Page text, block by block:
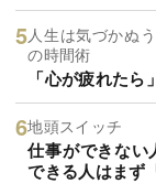
人生は気づかぬ
の時間術
「心が疲れた
地頭スイッチ
仕事ができない
できる人はまず